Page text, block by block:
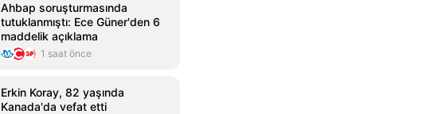
Ahbap soruşturmasında
tutuklanmıştı: Ece Güner'den 6
maddelik açıklama
1 saat önce
Erkin Koray, 82 yaşında
Kanada'da vefat etti